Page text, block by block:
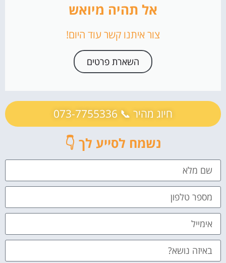
אל תהיה מיואש
צור איתנו קשר עוד היום!
השארת פרטים
חיוג מהיר 📞 073-7755336
נשמח לסייע לך 👇